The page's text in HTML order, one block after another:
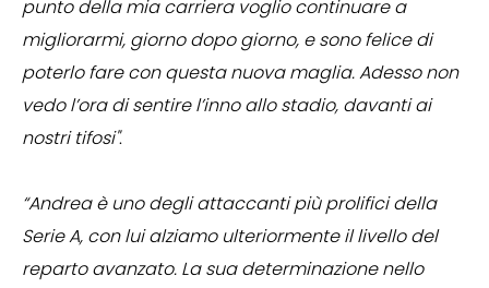
punto della mia carriera voglio continuare a
migliorarmi, giorno dopo giorno, e sono felice di
poterlo fare con questa nuova maglia. Adesso non
vedo l’ora di sentire l’inno allo stadio, davanti ai
nostri tifosi".
“Andrea è uno degli attaccanti più prolifici della
Serie A, con lui alziamo ulteriormente il livello del
reparto avanzato. La sua determinazione nello